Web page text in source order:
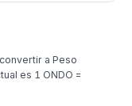
a Peso
es 1 ONDO =